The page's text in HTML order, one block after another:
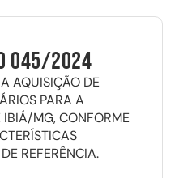
045/2024
AQUISIÇÃO DE
PARA A
IBIÁ/MG, CONFORME
REFERÊNCIA.